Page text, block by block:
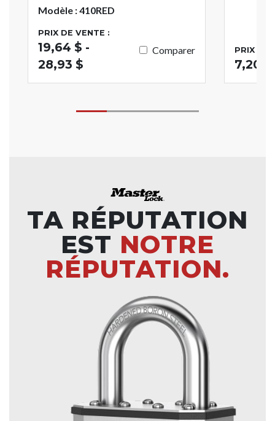
Modèle : 410RED
PRIX DE VENTE :
19,64 $ -
28,93 $
Comparer PRIX DE
7,20 $
TA RÉPUTATION
EST NOTRE
RÉPUTATION.